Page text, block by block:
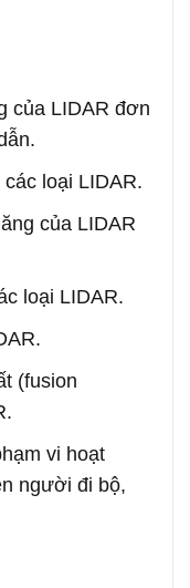
của LIDAR đơn
loại LIDAR.
của LIDAR
loại LIDAR.
(fusion
vi hoạt
người đi bộ,